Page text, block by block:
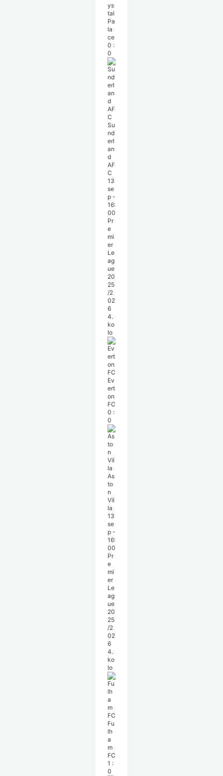
ys
tal
Pa
la
ce
0 :
0
Su
nd
erl
an
d
AF
C
13
se
p -
16:
00
Pr
e
mi
er
Le
ag
ue
20
25
/2
02
6
4.
ko
lo
Ev
ert
on
FC
0 :
0
As
to
n
Vil
la
13
se
p -
16:
00
Pr
e
mi
er
Le
ag
ue
20
25
/2
02
6
4.
ko
lo
Fu
lh
a
m
FC
1 :
0